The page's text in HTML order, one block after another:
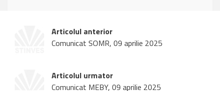
Articolul anterior
Comunicat SOMR, 09 aprilie 2025
Articolul urmator
Comunicat MEBY, 09 aprilie 2025